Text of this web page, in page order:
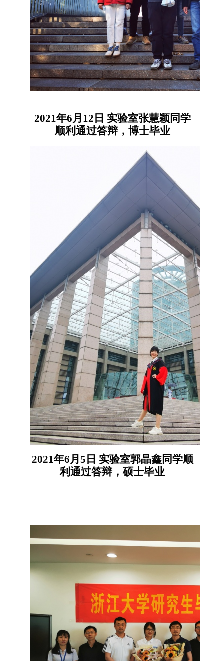
2021年6月12日 实验室张慧颖同学
顺利通过答辩，博士毕业
2021年6月5日 实验室郭晶鑫同学顺
利通过答辩，硕士毕业